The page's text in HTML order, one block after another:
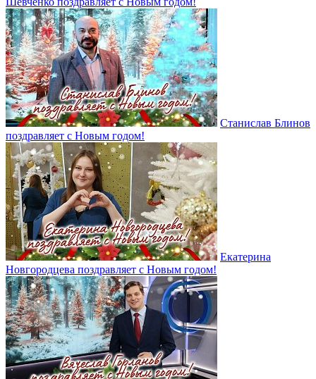
Станислав Блинов
поздравляет с Новым годом!
Екатерина
Новгородцева поздравляет с Новым годом!